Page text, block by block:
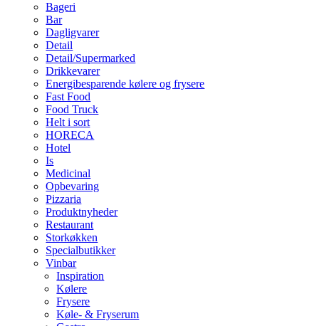
Bageri
Bar
Dagligvarer
Detail
Detail/Supermarked
Drikkevarer
Energibesparende kølere og frysere
Fast Food
Food Truck
Helt i sort
HORECA
Hotel
Is
Medicinal
Opbevaring
Pizzaria
Produktnyheder
Restaurant
Storkøkken
Specialbutikker
Vinbar
Inspiration
Kølere
Frysere
Køle- & Fryserum